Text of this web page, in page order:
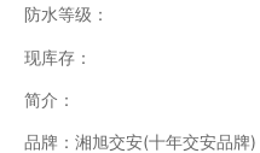
防水等级：
现库存：
简介：
品牌：湘旭交安(十年交安品牌)